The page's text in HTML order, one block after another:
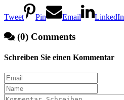
Tweet Pin Email LinkedIn
(0) Comments
Schreiben Sie einen Kommentar